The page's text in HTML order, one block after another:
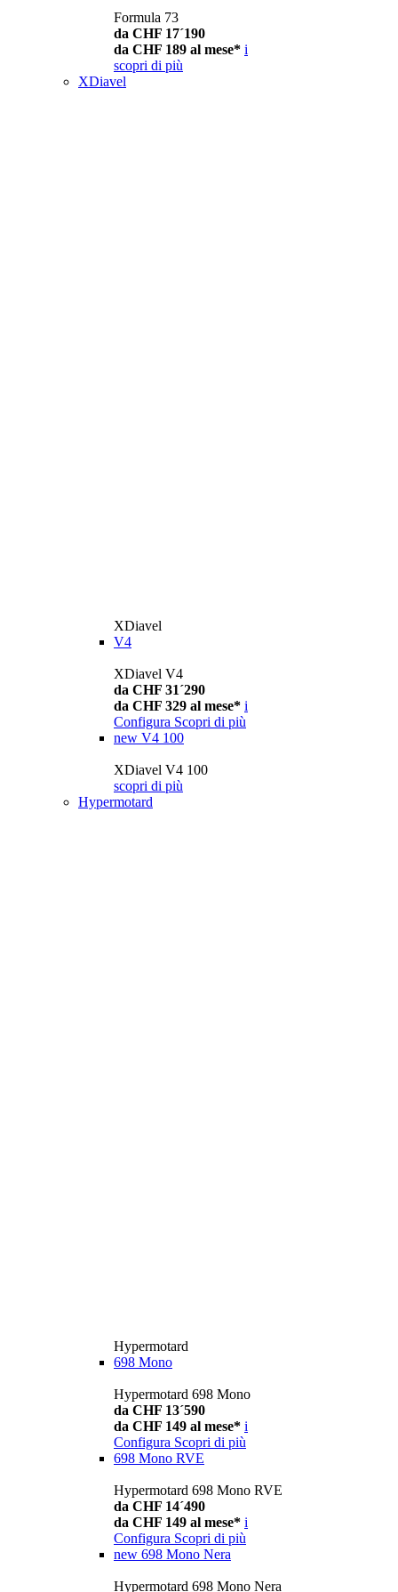
Formula 73
da CHF 17´190
da CHF 189 al mese* i
scopri di più
XDiavel
XDiavel
V4
XDiavel V4
da CHF 31´290
da CHF 329 al mese* i
Configura Scopri di più
new V4 100
XDiavel V4 100
scopri di più
Hypermotard
Hypermotard
698 Mono
Hypermotard 698 Mono
da CHF 13´590
da CHF 149 al mese* i
Configura Scopri di più
698 Mono RVE
Hypermotard 698 Mono RVE
da CHF 14´490
da CHF 149 al mese* i
Configura Scopri di più
new 698 Mono Nera
Hypermotard 698 Mono Nera